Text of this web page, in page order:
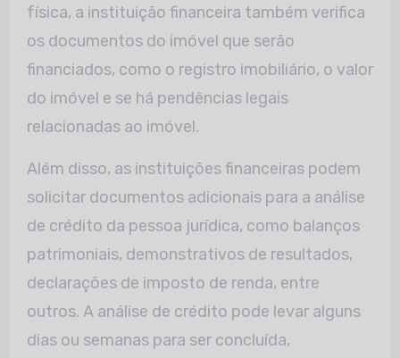
física, a instituição financeira também verifica
os documentos do imóvel que serão
financiados, como o registro imobiliário, o valor
do imóvel e se há pendências legais
relacionadas ao imóvel.
Além disso, as instituições financeiras podem
solicitar documentos adicionais para a análise
de crédito da pessoa jurídica, como balanços
patrimoniais, demonstrativos de resultados,
declarações de imposto de renda, entre
outros. A análise de crédito pode levar alguns
dias ou semanas para ser concluída,